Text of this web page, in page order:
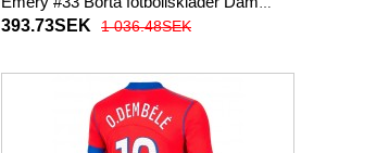
2025-26 Kortärmad
393.73SEK 1 036.48SEK